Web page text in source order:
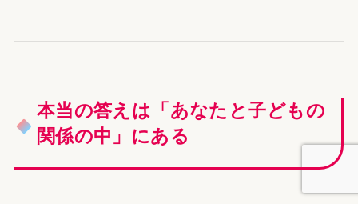
本当の答えは「あなたと子どもの
関係の中」にある